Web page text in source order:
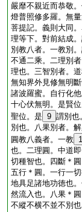
嚴靡不親近而恭敬
燈普照修多羅。無
菩提記。義則大同
理等下。對前結成
別教八者。一教別
不通二乘。二理別
理也。三智別者。
無知界外見修無明
諸波羅蜜。自行化
十心伏無明。是賢
聖位。是 9 謂別也
別也。八果別者。
圓教八義者。一教
也。二理圓。中道
切種智也。四斷＊
五行＊圓。一行一
地具足諸地功徳也
然流入也。八果＊
不縱不横不並不別